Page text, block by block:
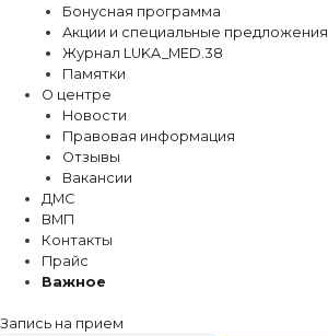
Бонусная программа
Акции и специальные предложения
Журнал LUKA_MED.38
Памятки
О центре
Новости
Правовая информация
Отзывы
Вакансии
ДМС
ВМП
Контакты
Прайс
Важное
Запись на прием